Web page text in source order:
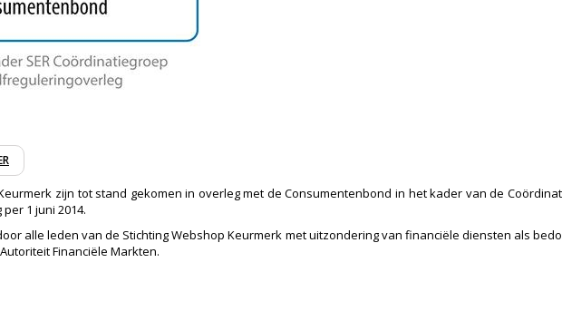
zijn tot stand gekomen in overleg met de Consumentenbond in het kader van de
1 juni 2014.
alle leden van de Stichting Webshop Keurmerk met uitzondering van financiële diensten als
Financiële Markten.